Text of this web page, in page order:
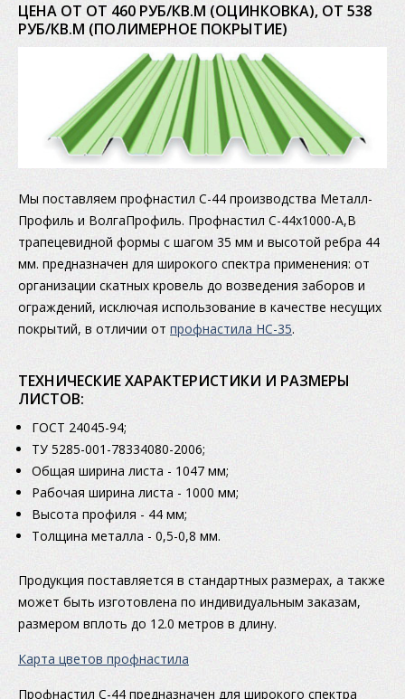
ЦЕНА ОТ ОТ 460 РУБ/КВ.М (ОЦИНКОВКА), ОТ 538
РУБ/КВ.М (ПОЛИМЕРНОЕ ПОКРЫТИЕ)
Мы поставляем профнастил С-44 производства Металл-
Профиль и ВолгаПрофиль. Профнастил C-44x1000-A,B
трапецевидной формы с шагом 35 мм и высотой ребра 44
мм. предназначен для широкого спектра применения: от
организации скатных кровель до возведения заборов и
ограждений, исключая использование в качестве несущих
покрытий, в отличии от профнастила НС-35.
ТЕХНИЧЕСКИЕ ХАРАКТЕРИСТИКИ И РАЗМЕРЫ
ЛИСТОВ:
ГОСТ 24045-94;
ТУ 5285-001-78334080-2006;
Общая ширина листа - 1047 мм;
Рабочая ширина листа - 1000 мм;
Высота профиля - 44 мм;
Толщина металла - 0,5-0,8 мм.
Продукция поставляется в стандартных размерах, а также
может быть изготовлена по индивидуальным заказам,
размером вплоть до 12.0 метров в длину.
Карта цветов профнастила
Профнастил С-44 предназначен для широкого спектра